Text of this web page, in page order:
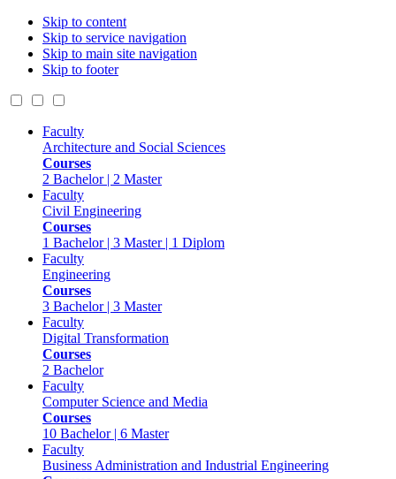
Skip to content
Skip to service navigation
Skip to main site navigation
Skip to footer
Faculty
Architecture and Social Sciences
Courses
2 Bachelor | 2 Master
Faculty
Civil Engineering
Courses
1 Bachelor | 3 Master | 1 Diplom
Faculty
Engineering
Courses
3 Bachelor | 3 Master
Faculty
Digital Transformation
Courses
2 Bachelor
Faculty
Computer Science and Media
Courses
10 Bachelor | 6 Master
Faculty
Business Administration and Industrial Engineering